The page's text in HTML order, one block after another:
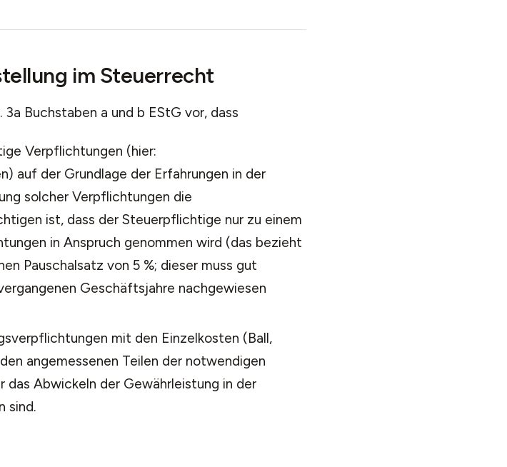
im Steuerrecht
Buchstaben a und b EStG vor, dass
Verpflichtungen (hier:
auf der Grundlage der Erfahrungen in der
solcher Verpflichtungen die
ist, dass der Steuerpflichtige nur zu einem
in Anspruch genommen wird (das bezieht
Pauschalsatz von 5 %; dieser muss gut
Geschäftsjahre nachgewiesen
mit den Einzelkosten (Ball,
angemessenen Teilen der notwendigen
das Abwickeln der Gewährleistung in der
sind.